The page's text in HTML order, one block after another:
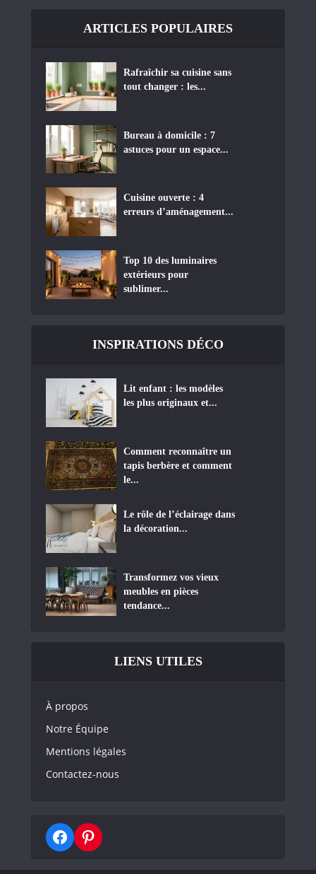
ARTICLES POPULAIRES
Rafraîchir sa cuisine sans
tout changer : les...
Bureau à domicile : 7
astuces pour un espace...
Cuisine ouverte : 4
erreurs d’aménagement...
Top 10 des luminaires
extérieurs pour
sublimer...
INSPIRATIONS DÉCO
Lit enfant : les modèles
les plus originaux et...
Comment reconnaître un
tapis berbère et comment
le...
Le rôle de l’éclairage dans
la décoration...
Transformez vos vieux
meubles en pièces
tendance...
LIENS UTILES
À propos
Notre Équipe
Mentions légales
Contactez-nous